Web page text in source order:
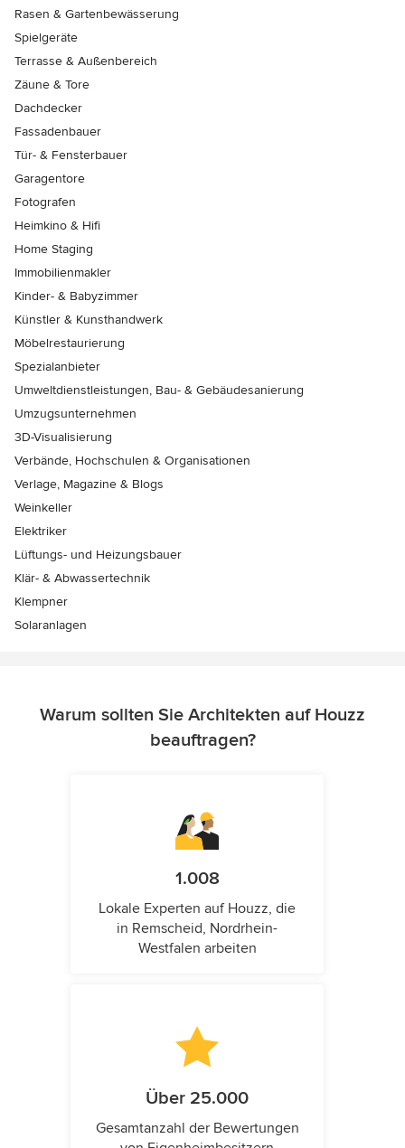
Rasen & Gartenbewässerung
Spielgeräte
Terrasse & Außenbereich
Zäune & Tore
Dachdecker
Fassadenbauer
Tür- & Fensterbauer
Garagentore
Fotografen
Heimkino & Hifi
Home Staging
Immobilienmakler
Kinder- & Babyzimmer
Künstler & Kunsthandwerk
Möbelrestaurierung
Spezialanbieter
Umweltdienstleistungen, Bau- & Gebäudesanierung
Umzugsunternehmen
3D-Visualisierung
Verbände, Hochschulen & Organisationen
Verlage, Magazine & Blogs
Weinkeller
Elektriker
Lüftungs- und Heizungsbauer
Klär- & Abwassertechnik
Klempner
Solaranlagen
Warum sollten Sie Architekten auf Houzz
beauftragen?
1.008
Lokale Experten auf Houzz, die
in Remscheid, Nordrhein-
Westfalen arbeiten
Über 25.000
Gesamtanzahl der Bewertungen